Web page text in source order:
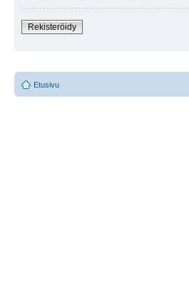
Rekisteröidy
Etusivu